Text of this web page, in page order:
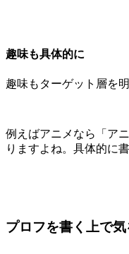
趣味も具体的に
趣味もターゲット層を
例えばアニメなら「ア
りますよね。具体的に
プロフを書く上で